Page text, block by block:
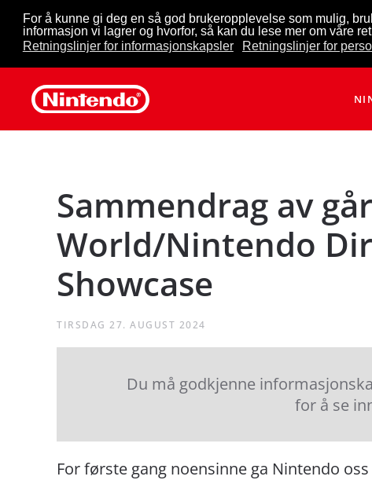
For å kunne gi deg en så god brukeropplevelse som mulig,
informasjon vi lagrer og hvorfor, så kan du lese mer om våre
Retningslinjer for informasjonskapsler
Retningslinjer for
Skip to main content
Sammendrag av
World/Nintendo
Showcase
TIRSDAG 27. AUGUST 2024
Du må godkjenne
for å se
For første gang noensinne ga Nintendo